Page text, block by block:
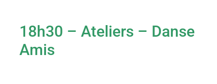
18h30 – Ateliers – Danse
Amis